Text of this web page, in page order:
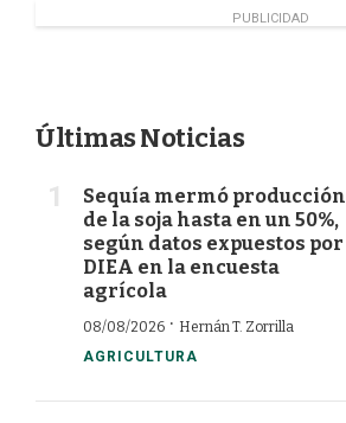
PUBLICIDAD
Últimas Noticias
Sequía mermó producción
de la soja hasta en un 50%,
según datos expuestos por
DIEA en la encuesta
agrícola
08/08/2026 · Hernán T. Zorrilla
AGRICULTURA